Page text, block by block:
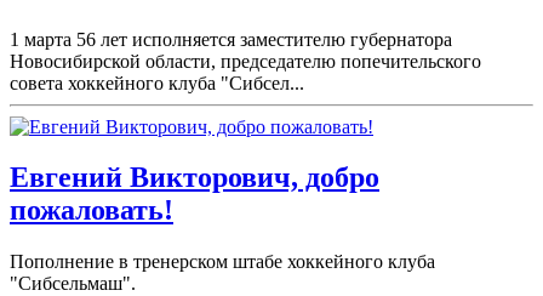
1 марта 56 лет исполняется заместителю губернатора
Новосибирской области, председателю попечительского
совета хоккейного клуба "Сибсел...
Евгений Викторович, добро
пожаловать!
Пополнение в тренерском штабе хоккейного клуба
"Сибсельмаш".